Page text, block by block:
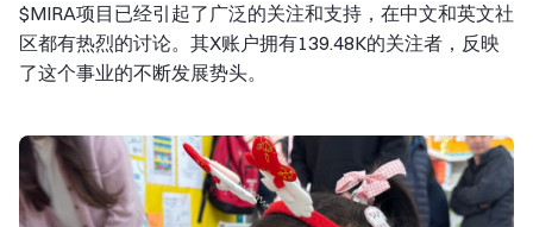
$MIRA项目已经引起了广泛的关注和支持，在中文和英文社
区都有热烈的讨论。其X账户拥有139.48K的关注者，反映
了这个事业的不断发展势头。